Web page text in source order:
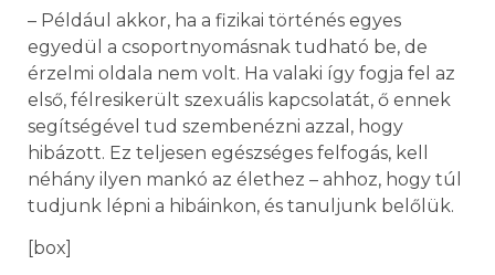
– Például akkor, ha a fizikai történés egyes
egyedül a csoportnyomásnak tudható be, de
érzelmi oldala nem volt. Ha valaki így fogja fel az
első, félresikerült szexuális kapcsolatát, ő ennek
segítségével tud szembenézni azzal, hogy
hibázott. Ez teljesen egészséges felfogás, kell
néhány ilyen mankó az élethez – ahhoz, hogy túl
tudjunk lépni a hibáinkon, és tanuljunk belőlük.
[box]